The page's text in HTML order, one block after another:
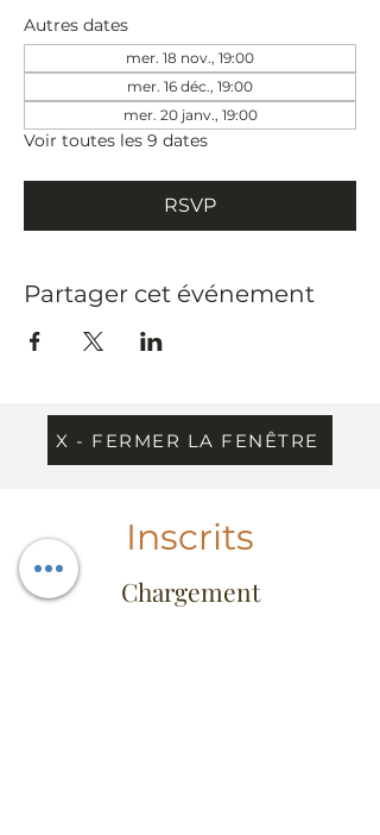
Autres dates
mer. 18 nov., 19:00
mer. 16 déc., 19:00
mer. 20 janv., 19:00
Voir toutes les 9 dates
RSVP
Partager cet événement
X - FERMER LA FENÊTRE
Inscrits
Chargement